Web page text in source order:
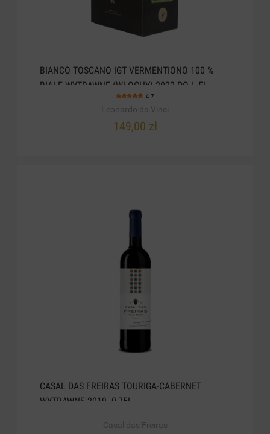
BIANCO TOSCANO IGT VERMENTIONO 100 %
BIAŁE WYTRAWNE (WŁOCHY) 2022 POJ. 5L
4.7
Leonardo da Vinci
149,00 zł
CASAL DAS FREIRAS TOURIGA-CABERNET
WYTRAWNE 2019. 0,75L
Casal das Freiras